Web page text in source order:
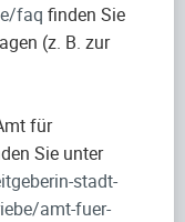
faq finden Sie
(z. B. zur
für
Sie unter
stadt-
amt-fuer-